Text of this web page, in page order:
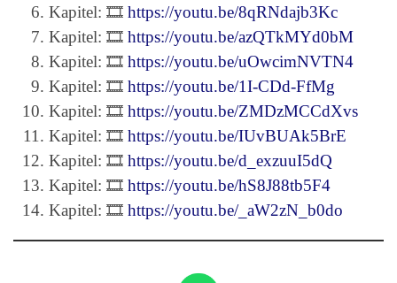
Kapitel: 🎞️ https://youtu.be/8qRNdajb3Kc
Kapitel: 🎞️ https://youtu.be/azQTkMYd0bM
Kapitel: 🎞️ https://youtu.be/uOwcimNVTN4
Kapitel: 🎞️ https://youtu.be/1I-CDd-FfMg
Kapitel: 🎞️ https://youtu.be/ZMDzMCCdXvs
Kapitel: 🎞️ https://youtu.be/IUvBUAk5BrE
Kapitel: 🎞️ https://youtu.be/d_exzuuI5dQ
Kapitel: 🎞️ https://youtu.be/hS8J88tb5F4
Kapitel: 🎞️ https://youtu.be/_aW2zN_b0do